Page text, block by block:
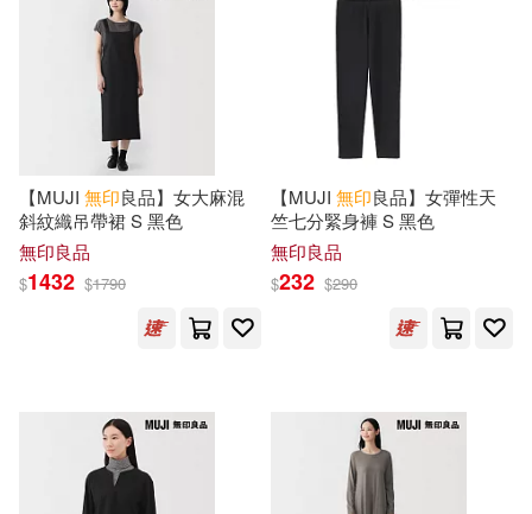
【MUJI 無印良品】女大麻混
斜紋織吊帶裙 S 黑色
無印良品
$1432 $1790
【MUJI 無印良品】女彈性天
竺七分緊身褲 S 黑色
無印良品
$232 $290